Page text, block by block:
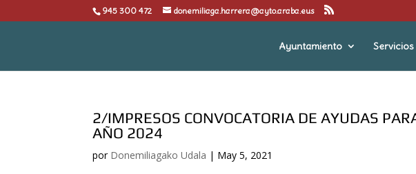
945 300 472 donemiliaga.harrera@ayto.araba.eus
Ayuntamiento Servicios
2/IMPRESOS CONVOCATORIA DE AYUDAS
AÑO 2024
por Donemiliagako Udala | May 5, 2021